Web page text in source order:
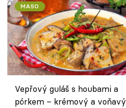
MASO
Vepřový guláš s houbami a
pórkem – krémový a voňavý